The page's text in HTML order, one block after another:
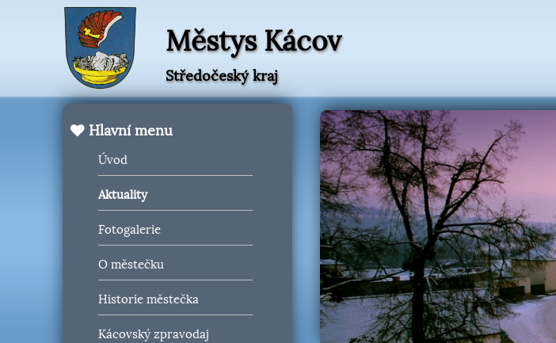
Městys Kácov
Středočeský kraj
Hlavní menu
Úvod
Aktuality
Fotogalerie
O městečku
Historie městečka
Kácovský zpravodaj